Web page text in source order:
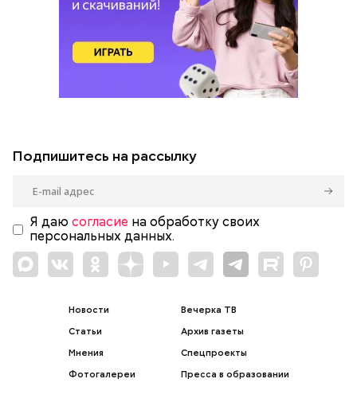
Подпишитесь на рассылку
Я даю согласие на обработку своих
персональных данных.
Новости
Статьи
Мнения
Фотогалереи
Вечерка ТВ
Архив газеты
Спецпроекты
Пресса в образовании